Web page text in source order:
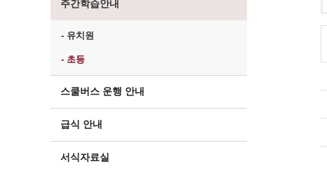
주간학습안내
- 유치원
- 초등
스쿨버스 운행 안내
급식 안내
서식자료실